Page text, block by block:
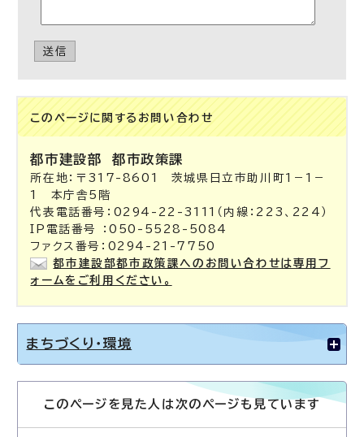
送信
このページに関する お問い合わせ
都市建設部都市政策課
所在地：〒317-8601 茨城県日立市助川町1－1－
1 本庁舎5階
代表電話番号：0294-22-3111（内線：223、224）
IP電話番号 ：050-5528-5084
ファクス番号：0294-21-7750
都市建設部都市政策課へのお問い合わせは専用フ
ォームをご利用ください。
まちづくり・環境
このページを見た人は次のページも見ています